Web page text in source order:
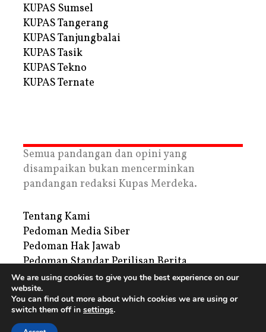
KUPAS Sumsel
KUPAS Tangerang
KUPAS Tanjungbalai
KUPAS Tasik
KUPAS Tekno
KUPAS Ternate
Semua pandangan dan opini yang
disampaikan bukan mencerminkan
pandangan redaksi Kupas Merdeka.
Tentang Kami
Pedoman Media Siber
Pedoman Hak Jawab
Pedoman Standar Perilisan Berita
Privacy Policy
Periklanan
Copyright © 2026 | PT. Tegar Kupas Mediatama
We are using cookies to give you the best experience on our
website.
You can find out more about which cookies we are using or
switch them off in settings.